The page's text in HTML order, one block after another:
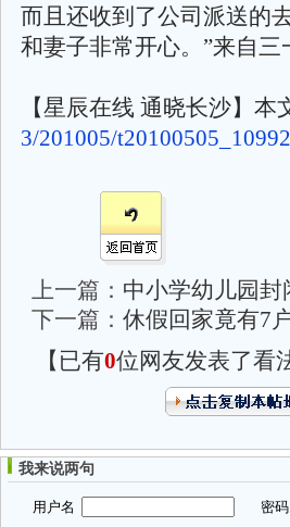
而且还收到了公司派送的
和妻子非常开心。”来自
【星辰在线 通晓长沙】本
3/201005/
上一篇： 中小学幼儿园封
下一篇： 休假回家竟有7
【已有0位网友发表了看
我来说两句
用户名 密码